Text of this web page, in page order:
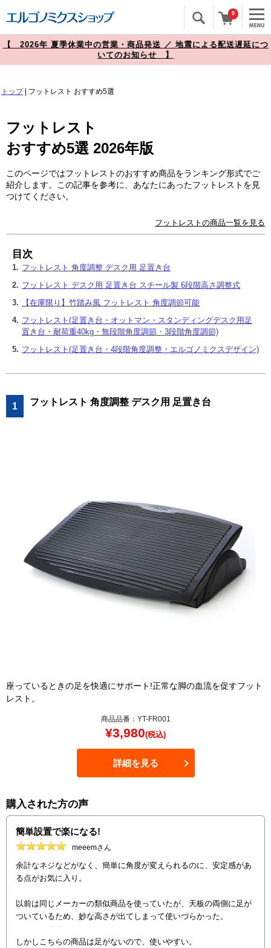
0
【 2026年 夏季休業中の営業・商品発送 ／ 地震による配送遅延につ
いてのお知らせ 】
トップ| フットレスト おすすめ5選
フットレスト
おすすめ5選 2026年版
このページではフットレストのおすすめ商品をランキング形式でご
紹介します。この記事を参考に、あなたにあったフットレストを見
つけてください。
フットレストの商品一覧を見る
目次
1. フットレスト 角度調整 デスク用 足置き台
2. フットレスト デスク用 足置き台 スチール製 6段階高さ調整式
3.
【在庫限り】竹踏み風 フットレスト 角度調節可能
4. フットレスト(足置き台・オットマン・スタンディングデスク用足
置き台・耐荷重40kg・無段階角度調節・3段階角度調節)
5. フットレスト(足置き台・4段階角度調整・エルゴノミクスデザイン)
1 フットレスト 角度調整 デスク用 足置き台
座っているときの足を快適にサポート!正常な脚の血流を促すフット
レスト。
商品品番：YT-FR001
¥3,980(税込)
詳細を見る
購入された方の声
簡単設置で楽になる!
meeemさん
余計なネジなどがなく、簡単に角度が変えられるのに、安定感があ
る点がお気に入り。
以前は同じメーカーの類似商品を使っていたが、天板の両側に足が
ついているため、妙な高さが出てしまって使いづらかった。
しかしこちらの商品は足がないので、使いやすい。